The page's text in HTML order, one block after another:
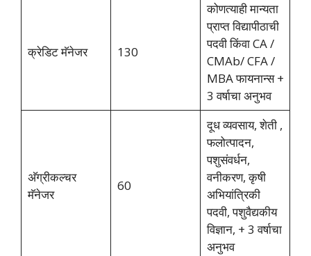
क्रेडिट मॅनेजर 130
कोणत्याही मान्यता
प्राप्त विद्यापीठाची
पदवी किंवा CA /
CMAb/ CFA /
MBA फायनान्स +
3 वर्षाचा अनुभव
अ‍ॅग्रीकल्चर
मॅनेजर
60
दूध व्यवसाय, शेती ,
फलोत्पादन,
पशुसंवर्धन,
वनीकरण, कृषी
अभियांत्रिकी
पदवी, पशुवैद्यकीय
विज्ञान, + 3 वर्षाचा
अनुभव